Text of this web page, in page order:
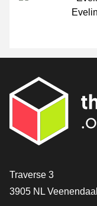
Contact
Traverse 3
3905 NL Veenendaal